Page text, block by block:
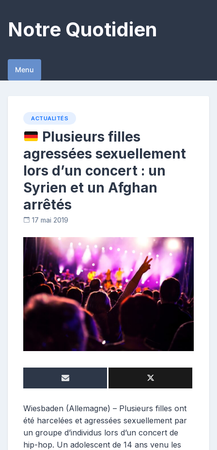
content
Notre Quotidien
Menu
ACTUALITÉS
Plusieurs filles
agressées sexuellement
lors d’un concert : un
Syrien et un Afghan
arrêtés
17 mai 2019
n
t
r
i
b
u
t
r
e
Wiesbaden (Allemagne) – Plusieurs filles ont
été harcelées et agressées sexuellement par
un groupe d’individus lors d’un concert de
hip-hop. Un adolescent de 14 ans venu les